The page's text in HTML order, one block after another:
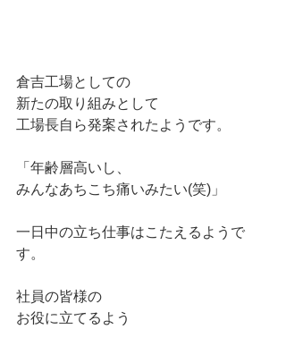
倉吉工場としての
新たの取り組みとして
工場長自ら発案されたようです。
「年齢層高いし、
みんなあちこち痛いみたい(笑)」
一日中の立ち仕事はこたえるようで
す。
社員の皆様の
お役に立てるよう